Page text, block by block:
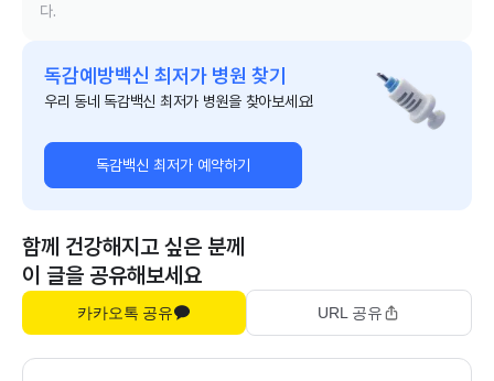
다.
독감예방백신 최저가 병원 찾기
우리 동네 독감백신 최저가 병원을 찾아보세요!
독감백신 최저가 예약하기
함께 건강해지고 싶은 분께
이 글을 공유해보세요
카카오톡 공유 URL 공유